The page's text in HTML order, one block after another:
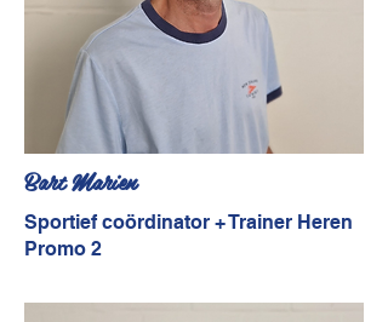
Bart Marien
Sportief coördinator + Trainer Heren
Promo 2